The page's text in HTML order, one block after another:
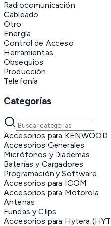
Radiocomunicación
Cableado
Otro
Energía
Control de Acceso
Herramientas
Obsequios
Producción
Telefonía
Categorías
Accesorios para KENWOOD
Accesorios Generales
Micrófonos y Diademas
Baterías y Cargadores
Programación y Software
Accesorios para ICOM
Accesorios para Motorola
Antenas
Fundas y Clips
Accesorios para Hytera